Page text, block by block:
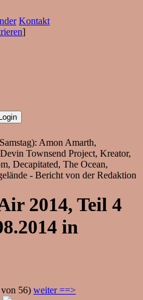
Kontakt
]
Amon Amarth,
Townsend Project, Kreator,
Decapitated, The Ocean,
- Bericht von der Redaktion
2014, Teil 4
in
56) weiter ==>